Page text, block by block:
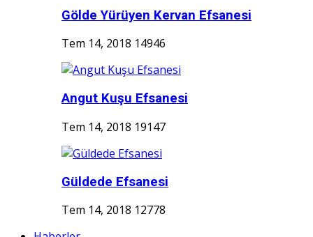
Gölde Yürüyen Kervan Efsanesi
Tem 14, 2018 14946
Angut Kuşu Efsanesi
Tem 14, 2018 19147
Güldede Efsanesi
Tem 14, 2018 12778